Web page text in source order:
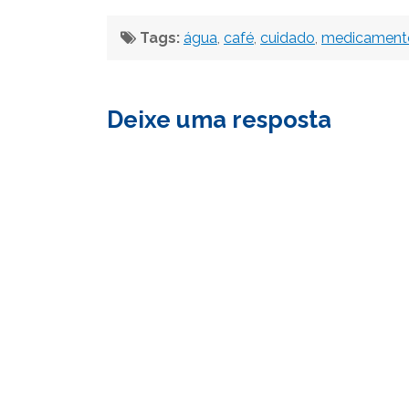
Tags: água, café, cuidado,
Deixe uma resposta